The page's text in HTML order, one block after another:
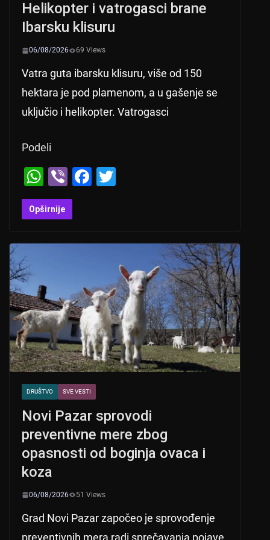
Helikopter i vatrogasci brane
Ibarsku klisuru
06/08/2026 69 Views
Vatra guta ibarsku klisuru, više od 150
hektara je pod plamenom, a u gašenje se
uključio i helikopter. Vatrogasci
Podeli
W
h
at
p
Vi
b
er
F
o
k
Opširnije
DRUŠTVO SVE VESTI
Novi Pazar sprovodi
preventivne mere zbog
opasnosti od boginja ovaca i
koza
06/08/2026 51 Views
Grad Novi Pazar započeo je sprovođenje
preventivnih mera radi sprečavanja pojave